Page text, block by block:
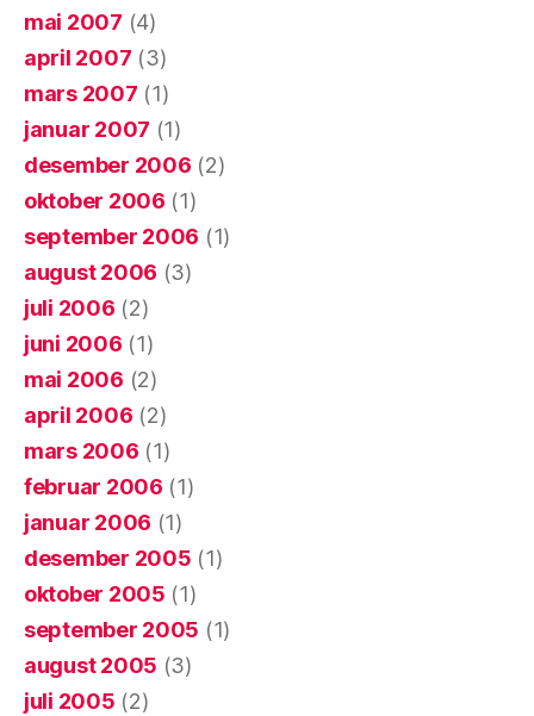
mai 2007 (4)
april 2007 (3)
mars 2007 (1)
januar 2007 (1)
desember 2006 (2)
oktober 2006 (1)
september 2006 (1)
august 2006 (3)
juli 2006 (2)
juni 2006 (1)
mai 2006 (2)
april 2006 (2)
mars 2006 (1)
februar 2006 (1)
januar 2006 (1)
desember 2005 (1)
oktober 2005 (1)
september 2005 (1)
august 2005 (3)
juli 2005 (2)